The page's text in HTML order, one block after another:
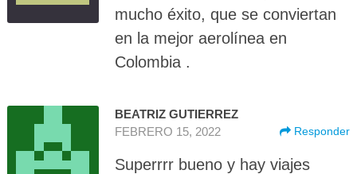
mucho éxito, que se conviertan
en la mejor aerolínea en
Colombia .
BEATRIZ GUTIERREZ
FEBRERO 15, 2022
Responder
Superrrr bueno y hay viajes